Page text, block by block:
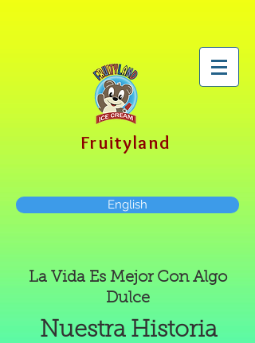
Fruityland
English
La Vida Es Mejor Con Algo
Dulce
Nuestra Historia